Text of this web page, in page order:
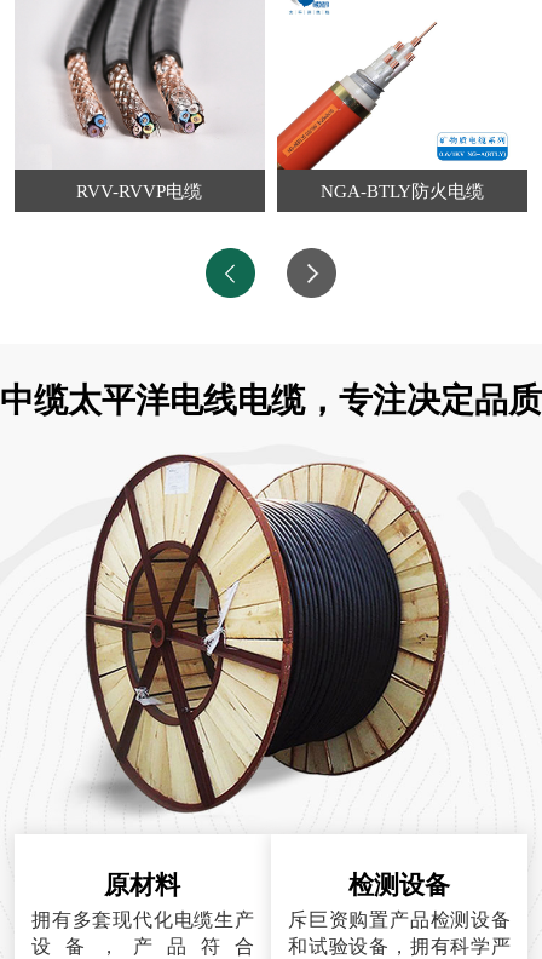
RVV-RVVP电缆 NGA-BTLY防火电缆
中缆太平洋电线电缆，专注决定品质
原材料
拥有多套现代化电缆生产
设备，产品符合
检测设备
斥巨资购置产品检测设备
和试验设备，拥有科学严